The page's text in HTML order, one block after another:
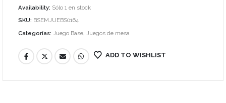
Availability: Sólo 1 en stock
SKU: BSEMJUEBS0164
Categorías: Juego Base, Juegos de mesa
ADD TO WISHLIST